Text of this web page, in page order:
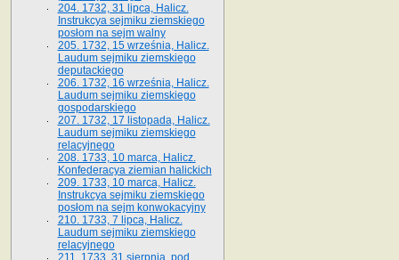
204. 1732, 31 lipca, Halicz.
Instrukcya sejmiku ziemskiego
posłom na sejm walny
205. 1732, 15 września, Halicz.
Laudum sejmiku ziemskiego
deputackiego
206. 1732, 16 września, Halicz.
Laudum sejmiku ziemskiego
gospodarskiego
207. 1732, 17 listopada, Halicz.
Laudum sejmiku ziemskiego
relacyjnego
208. 1733, 10 marca, Halicz.
Konfederacya ziemian halickich­
209. 1733, 10 marca, Halicz.
Instrukcya sejmiku ziemskiego
posłom na sejm konwokacyjny
210. 1733, 7 lipca, Halicz.
Laudum sejmiku ziemskiego
relacyjnego
211. 1733, 31 sierpnia, pod